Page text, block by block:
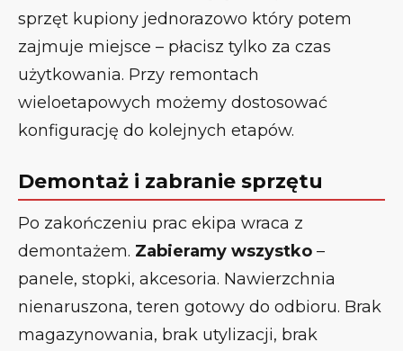
sprzęt kupiony jednorazowo który potem
zajmuje miejsce – płacisz tylko za czas
użytkowania. Przy remontach
wieloetapowych możemy dostosować
konfigurację do kolejnych etapów.
Demontaż i zabranie sprzętu
Po zakończeniu prac ekipa wraca z
demontażem. Zabieramy wszystko –
panele, stopki, akcesoria. Nawierzchnia
nienaruszona, teren gotowy do odbioru. Brak
magazynowania, brak utylizacji, brak